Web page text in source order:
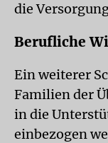
die
Berufliche
Ein weiterer
Familien der
in die
einbezogen